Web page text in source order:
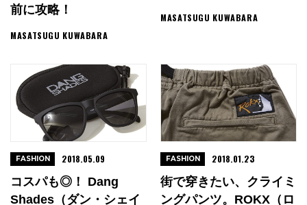
前に攻略！
MASATSUGU KUWABARA
MASATSUGU KUWABARA
コスパも◎！ Dang
Shades（ダン・シェイ
FASHION 2018.05.09
街で穿きたい、クライミ
ングパンツ。ROKX（ロ
FASHION 2018.01.23